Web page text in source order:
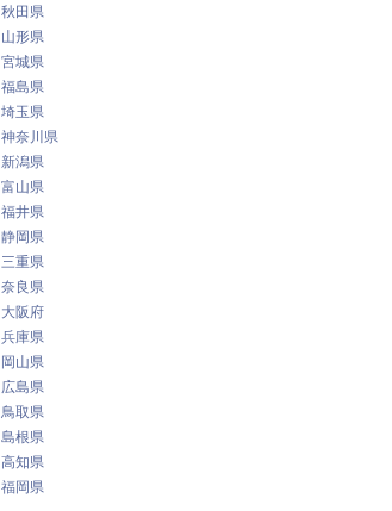
秋田県
山形県
宮城県
福島県
埼玉県
神奈川県
新潟県
富山県
福井県
静岡県
三重県
奈良県
大阪府
兵庫県
岡山県
広島県
鳥取県
島根県
高知県
福岡県